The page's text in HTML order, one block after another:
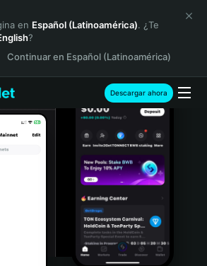
en Español (Latinoamérica). ¿Te
?
Continuar en Español (Latinoamérica)
Descargar ahora